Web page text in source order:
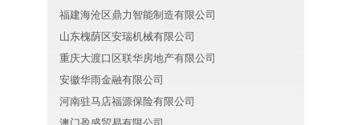
福建海沧区鼎力智能制造有限公司
山东槐荫区安瑞机械有限公司
重庆大渡口区联华房地产有限公司
安徽华雨金融有限公司
河南驻马店福源保险有限公司